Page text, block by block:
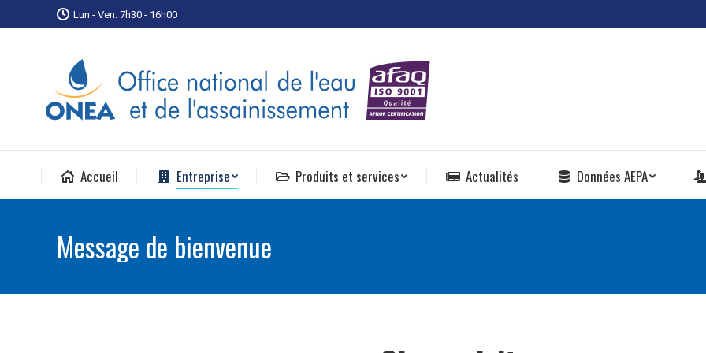
Lun - Ven: 7h30 - 16h00
Accueil Entreprise Produits et services Actualités Données AEPA
Message de bienvenue